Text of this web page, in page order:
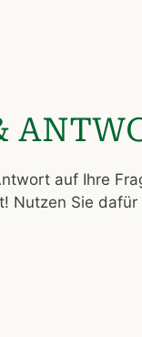
auf Ihre
Nutzen Sie